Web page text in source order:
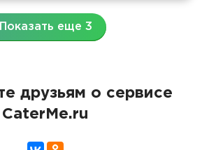
Показать еще 3
друзьям о сервисе
CaterMe.ru